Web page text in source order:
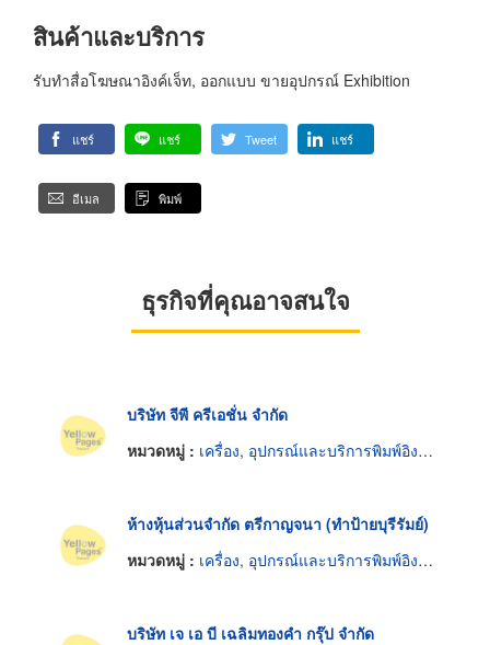
สินค้าและบริการ
รับทำสื่อโฆษณาอิงค์เจ็ท, ออกแบบ ขายอุปกรณ์ Exhibition
แชร์ แชร์ Tweet แชร์
อีเมล พิมพ์
ธุรกิจที่คุณอาจสนใจ
บริษัท จีพี ครีเอชั่น จำกัด
หมวดหมู่ : เครื่อง, อุปกรณ์และบริการพิมพ์อิงค์เจ็ท
ห้างหุ้นส่วนจำกัด ตรีกาญจนา (ทำป้ายบุรีรัมย์)
หมวดหมู่ : เครื่อง, อุปกรณ์และบริการพิมพ์อิงค์เจ็ท
บริษัท เจ เอ บี เฉลิมทองคำ กรุ๊ป จำกัด